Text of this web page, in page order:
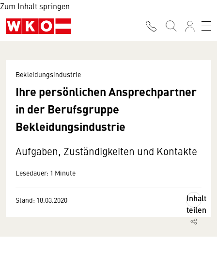
Zum Inhalt springen
Bekleidungsindustrie
Ihre persönlichen Ansprechpartner
in der Berufsgruppe
Bekleidungsindustrie
Aufgaben, Zuständigkeiten und Kontakte
Lesedauer: 1 Minute
Stand: 18.03.2020
Inhalt
teilen